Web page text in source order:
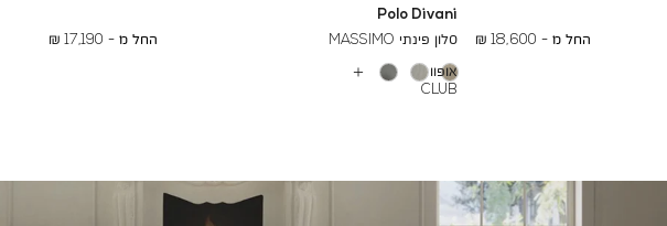
החל מ - 18,600 ₪ To
24,000 ₪
Polo Divani
סלון פינתי MASSIMO
החל מ - 17,190 ₪ To
26,000 ₪
אופוויט
CLUB